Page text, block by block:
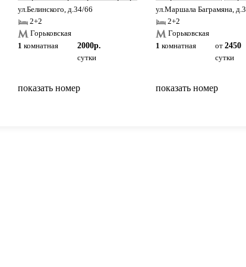
ул.Белинского, д.34/66
2+2
Горьковская
1 комнатная
2000р.
сутки
показать номер
ул.Маршала Баграмяна, д.3
2+2
Горьковская
1 комнатная от 2450
сутки
показать номер